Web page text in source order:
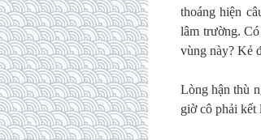
thoáng hiện
lâm trường.
vùng này? Kẻ
Lòng hận thù
giờ cô phải kết